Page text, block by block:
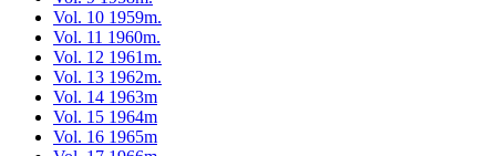
Vol. 10 1959m.
Vol. 11 1960m.
Vol. 12 1961m.
Vol. 13 1962m.
Vol. 14 1963m
Vol. 15 1964m
Vol. 16 1965m